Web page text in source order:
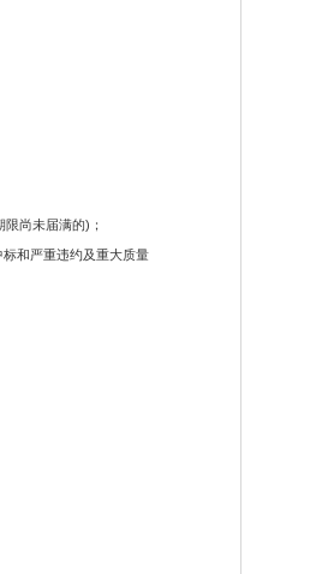
尚未届满的)；
和严重违约及重大质量